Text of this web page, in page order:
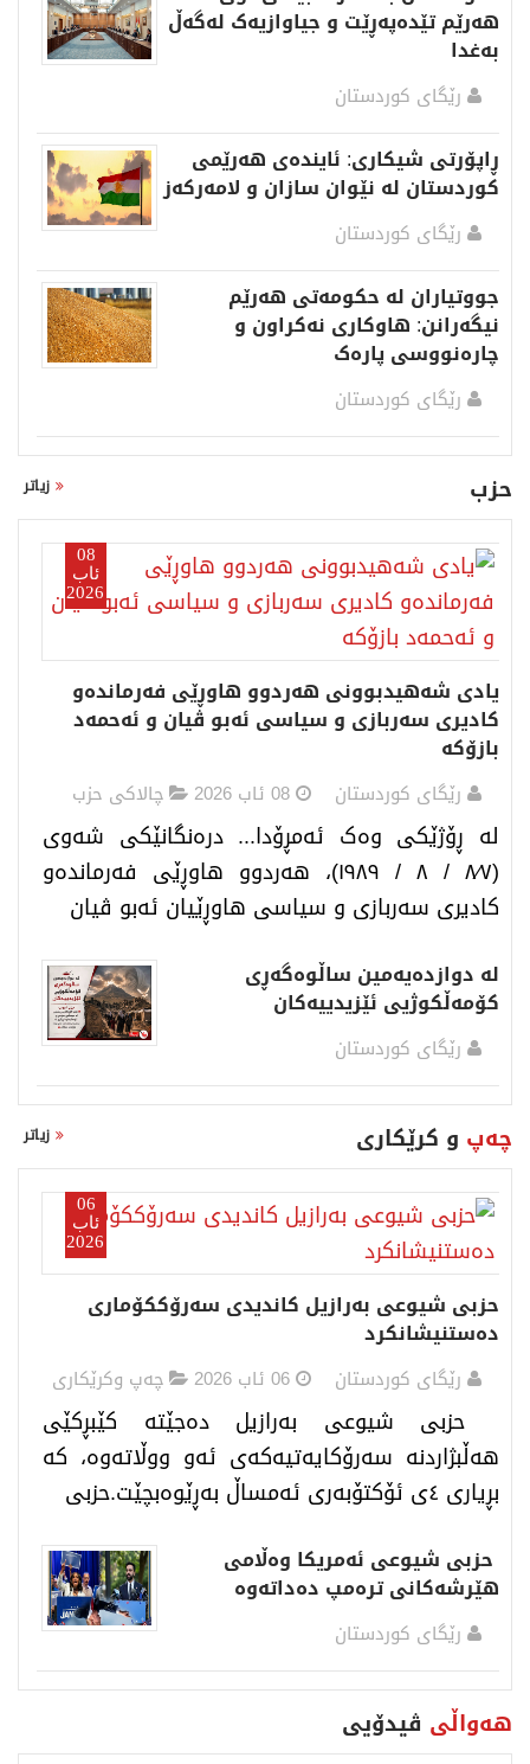
هەرێم تێدەپەڕێت و جیاوازیەک لەگەڵ
بەغدا
رێگای كوردستان
ڕاپۆرتی شیکاری: ئاینده‌ی هه‌رێمی
كوردستان له‌ نێوان سازان و لامه‌ركه‌ز
رێگای كوردستان
جووتیاران لە حکومەتی هەرێم
نیگەرانن: هاوکاری نەکراون و
چارەنووسی پارەک
رێگای كوردستان
حزب
08
ئاب
2026
یادی شەهیدبوونی هەردوو هاوڕێی فەرماندەو
کادیری سەربازی و سیاسی ئەبو ڤیان و ئەحمەد
بازۆکە
رێگای كوردستان چالاكی حزب
لە ڕۆژێکی وەک ئەمڕۆدا... درەنگانێکی شەوی
(٧∕٨ / ٨ / ١٩٨٩)، هەردوو هاوڕێی فەرماندەو
کادیری سەربازی و سیاسی هاوڕێیان ئەبو ڤیان
له دوازدەیەمین ساڵوەگەڕی
کۆمەڵکوژیی ئێزیدییەکان
رێگای كوردستان
چەپ و كرێكاری
06
ئاب
2026
حزبی شیوعی بەرازیل کاندیدی سەرۆککۆماری
دەستنیشانکرد
رێگای كوردستان چەپ وکرێکاری
حزبی شیوعی بەرازیل دەجێتە کێبڕکێی
هەڵبژاردنە سەرۆکایەتیەکەی ئەو ووڵاتەوە، کە
بڕیاری ٤ی ئۆکتۆبەری ئەمساڵ بەڕێوەبچێت.حزبی
حزبی شیوعی ئەمریکا وەڵامی
هێرشەکانی ترەمپ دەداتەوە
رێگای كوردستان
هەواڵی ڤیدۆیی